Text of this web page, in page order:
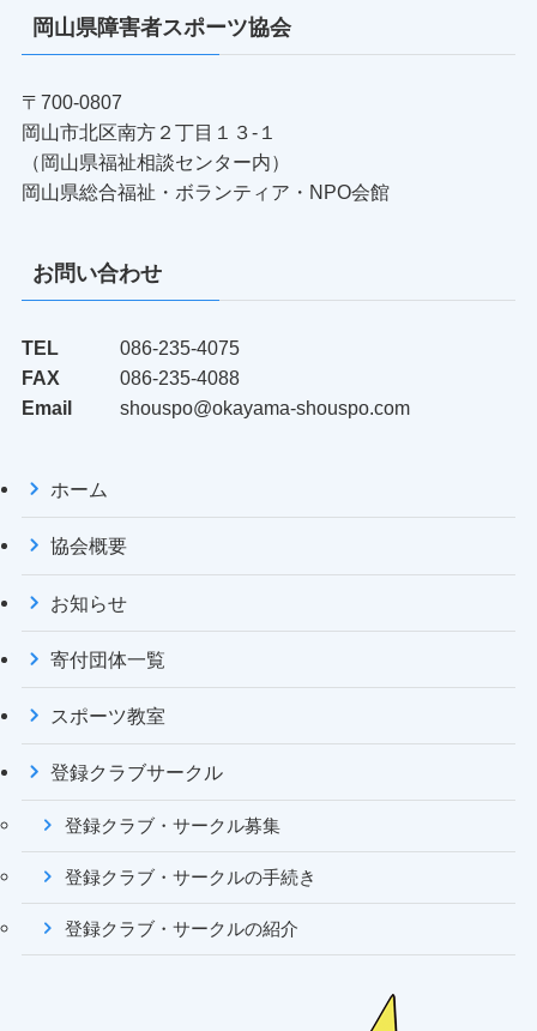
岡山県障害者スポーツ協会
〒700-0807
岡山市北区南方２丁目１３-１
（岡山県福祉相談センター内）
岡山県総合福祉・ボランティア・NPO会館
お問い合わせ
TEL
086-235-4075
FAX
086-235-4088
Email
shouspo@okayama-shouspo.com
ホーム
協会概要
お知らせ
寄付団体一覧
スポーツ教室
登録クラブサークル
登録クラブ・サークル募集
登録クラブ・サークルの手続き
登録クラブ・サークルの紹介